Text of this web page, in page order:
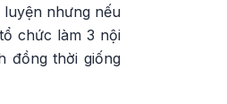
nhưng nếu
chức làm 3 nội
đồng thời giống